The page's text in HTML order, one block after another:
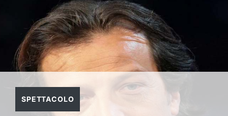
SPETTACOLO